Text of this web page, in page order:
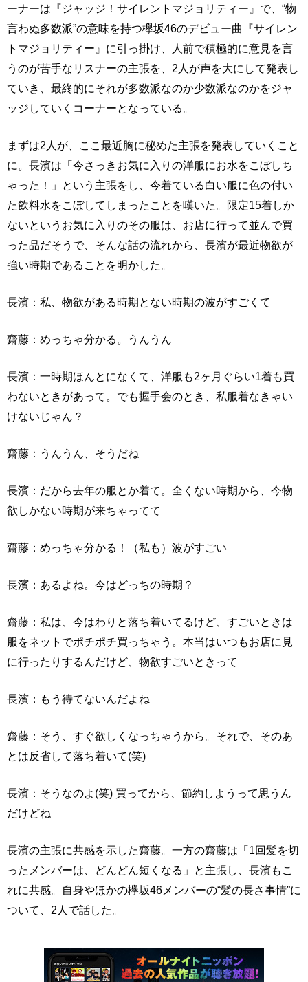
ーナーは『ジャッジ！サイレントマジョリティー』で、“物
言わぬ多数派”の意味を持つ欅坂46のデビュー曲『サイレン
トマジョリティー』に引っ掛け、人前で積極的に意見を言
うのが苦手なリスナーの主張を、2人が声を大にして発表し
ていき、最終的にそれが多数派なのか少数派なのかをジャ
ッジしていくコーナーとなっている。
まずは2人が、ここ最近胸に秘めた主張を発表していくこと
に。長濱は「今さっきお気に入りの洋服にお水をこぼしち
ゃった！」という主張をし、今着ている白い服に色の付い
た飲料水をこぼしてしまったことを嘆いた。限定15着しか
ないというお気に入りのその服は、お店に行って並んで買
った品だそうで、そんな話の流れから、長濱が最近物欲が
強い時期であることを明かした。
長濱：私、物欲がある時期とない時期の波がすごくて
齋藤：めっちゃ分かる。うんうん
長濱：一時期ほんとになくて、洋服も2ヶ月ぐらい1着も買
わないときがあって。でも握手会のとき、私服着なきゃい
けないじゃん？
齋藤：うんうん、そうだね
長濱：だから去年の服とか着て。全くない時期から、今物
欲しかない時期が来ちゃってて
齋藤：めっちゃ分かる！（私も）波がすごい
長濱：あるよね。今はどっちの時期？
齋藤：私は、今はわりと落ち着いてるけど、すごいときは
服をネットでポチポチ買っちゃう。本当はいつもお店に見
に行ったりするんだけど、物欲すごいときって
長濱：もう待てないんだよね
齋藤：そう、すぐ欲しくなっちゃうから。それで、そのあ
とは反省して落ち着いて(笑)
長濱：そうなのよ(笑) 買ってから、節約しようって思うん
だけどね
長濱の主張に共感を示した齋藤。一方の齋藤は「1回髪を切
ったメンバーは、どんどん短くなる」と主張し、長濱もこ
れに共感。自身やほかの欅坂46メンバーの“髪の長さ事情”に
ついて、2人で話した。